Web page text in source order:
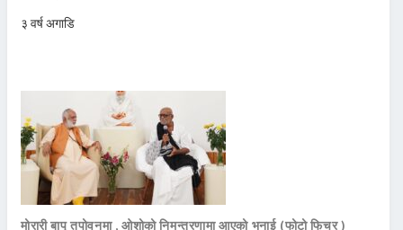
३ वर्ष अगाडि
मोरारी बापू तपोवनमा , ओशोको निमन्त्रणामा आएको भनाई (फोटो फिचर )